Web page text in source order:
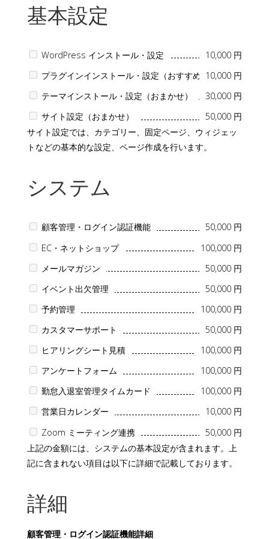
基本設定
WordPress インストール・設定
10,000 円
プラグインインストール・設定（おすすめ）10,000 円
テーマインストール・設定（おまかせ）
30,000 円
サイト設定（おまかせ）
50,000 円
サイト設定では、カテゴリー、固定ページ、ウィジェッ
トなどの基本的な設定、ページ作成を行います。
システム
顧客管理・ログイン認証機能
50,000 円
EC・ネットショップ
100,000 円
メールマガジン
50,000 円
イベント出欠管理
50,000 円
予約管理
100,000 円
カスタマーサポート
50,000 円
ヒアリングシート見積
100,000 円
アンケートフォーム
100,000 円
勤怠入退室管理タイムカード
100,000 円
営業日カレンダー
10,000 円
Zoom ミーティング連携
50,000 円
上記の金額には、システムの基本設定が含まれます。上
記に含まれない項目は以下に詳細で記載しております。
詳細
顧客管理・ログイン認証機能詳細